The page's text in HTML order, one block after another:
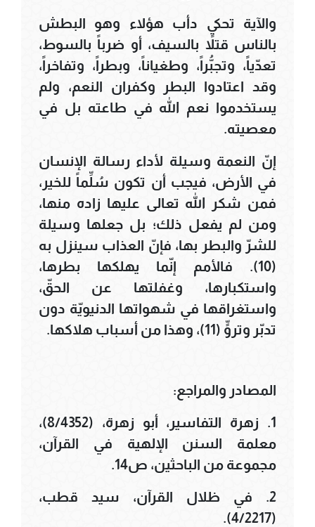
والآية تحكي دأب هؤلاء وهو البطش
بالناس قتلاً بالسيف، أو ضرباً بالسوط،
تعدّياً، وتجبُّراً، وطغياناً، وبطراً، وتفاخراً،
وقد اعتادوا البطر وكفران النعم، ولم
يستخدموا نعم الله في طاعته بل في
معصيته.
إنّ النعمة وسيلة لأداء رسالة الإنسان
في الأرض، فيجب أن تكون سُلِّماً للخير،
فمن شكر الله تعالى عليها زاده منها،
ومن لم يفعل ذلك؛ بل جعلها وسيلة
للشرّ والبطر بها، فإنّ العذاب سينزل به
(10). فالأمم إنّما يهلكها بطرها،
واستكبارها، وغفلتها عن الحقّ،
واستغراقها في شهواتها الدنيويّة دون
تدبّر وتروٍّ (11)، وهذا من أسباب هلاكها.
المصادر والمراجع:
1. زهرة التفاسير، أبو زهرة، (8/4352)،
معلمة السنن الإلهية في القرآن،
مجموعة من الباحثين، ص14.
2. في ظلال القرآن، سيد قطب،
(4/2217).